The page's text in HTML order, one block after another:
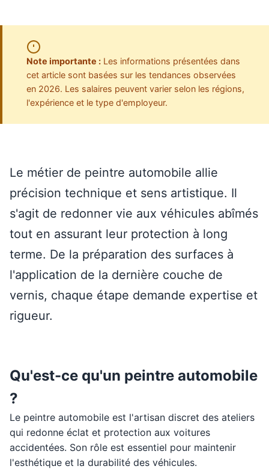
Note importante : Les informations présentées dans
cet article sont basées sur les tendances observées
en 2026. Les salaires peuvent varier selon les régions,
l'expérience et le type d'employeur.
Le métier de peintre automobile allie
précision technique et sens artistique. Il
s'agit de redonner vie aux véhicules abîmés
tout en assurant leur protection à long
terme. De la préparation des surfaces à
l'application de la dernière couche de
vernis, chaque étape demande expertise et
rigueur.
Qu'est-ce qu'un peintre automobile
?
Le peintre automobile est l'artisan discret des ateliers
qui redonne éclat et protection aux voitures
accidentées. Son rôle est essentiel pour maintenir
l'esthétique et la durabilité des véhicules.